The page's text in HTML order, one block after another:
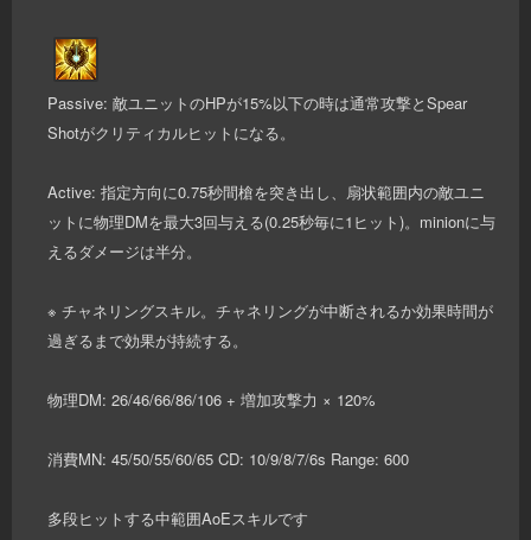
Passive: 敵ユニットのHPが15%以下の時は通常攻撃とSpear
Shotがクリティカルヒットになる。
Active: 指定方向に0.75秒間槍を突き出し、扇状範囲内の敵ユニ
ットに物理DMを最大3回与える(0.25秒毎に1ヒット)。minionに与
えるダメージは半分。
※ チャネリングスキル。チャネリングが中断されるか効果時間が
過ぎるまで効果が持続する。
物理DM: 26/46/66/86/106 + 増加攻撃力 × 120%
消費MN: 45/50/55/60/65 CD: 10/9/8/7/6s Range: 600
多段ヒットする中範囲AoEスキルです